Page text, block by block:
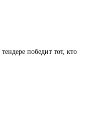
победит тот, кто